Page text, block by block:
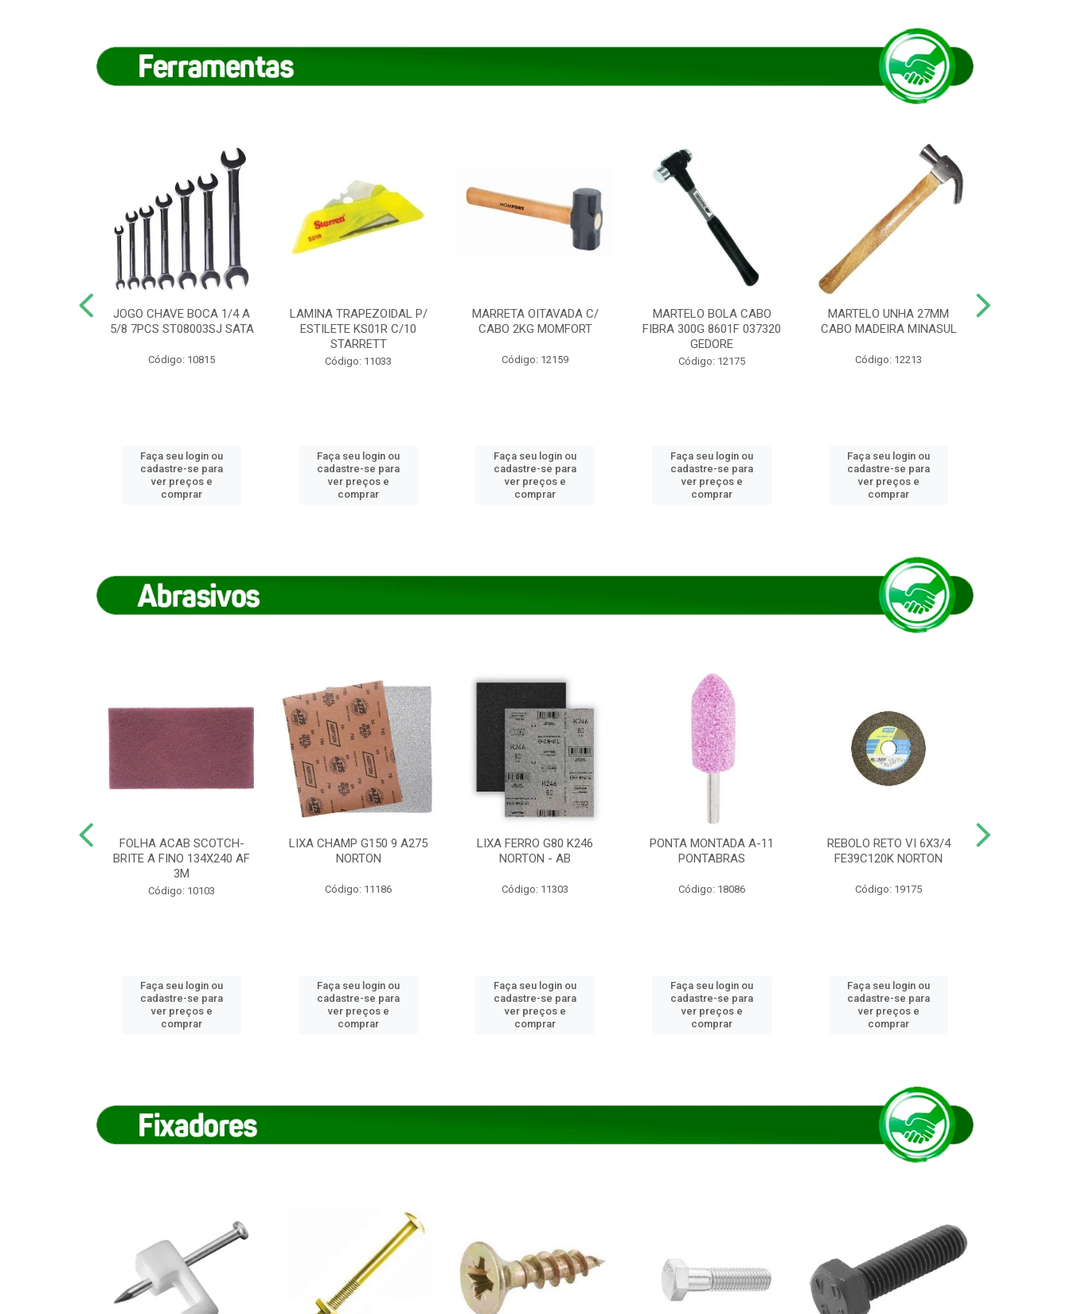
JOGO CHAVE BOCA 1/4 A
5/8 7PCS ST08003SJ SATA
Código: 10815
Faça seu login ou
cadastre-se para
ver preços e
comprar
LAMINA TRAPEZOIDAL P/
ESTILETE KS01R C/10
STARRETT
Código: 11033
Faça seu login ou
cadastre-se para
ver preços e
comprar
MARRETA OITAVADA C/
CABO 2KG MOMFORT
Código: 12159
Faça seu login ou
cadastre-se para
ver preços e
comprar
MARTELO BOLA CABO
FIBRA 300G 8601F 037320
GEDORE
Código: 12175
Faça seu login ou
cadastre-se para
ver preços e
comprar
MARTELO UNHA 27MM
CABO MADEIRA MINASUL
Código: 12213
Faça seu login ou
cadastre-se para
ver preços e
comprar
FOLHA ACAB SCOTCH-
BRITE A FINO 134X240 AF
3M
Código: 10103
Faça seu login ou
cadastre-se para
ver preços e
comprar
LIXA CHAMP G150 9 A275
NORTON
Código: 11186
Faça seu login ou
cadastre-se para
ver preços e
comprar
LIXA FERRO G80 K246
NORTON - AB
Código: 11303
Faça seu login ou
cadastre-se para
ver preços e
comprar
PONTA MONTADA A-11
PONTABRAS
Código: 18086
Faça seu login ou
cadastre-se para
ver preços e
comprar
REBOLO RETO VI 6X3/4
FE39C120K NORTON
Código: 19175
Faça seu login ou
cadastre-se para
ver preços e
comprar